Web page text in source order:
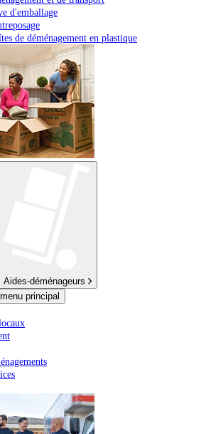
d'emballage
de déménagement en plastique
Aides-déménageurs
principal